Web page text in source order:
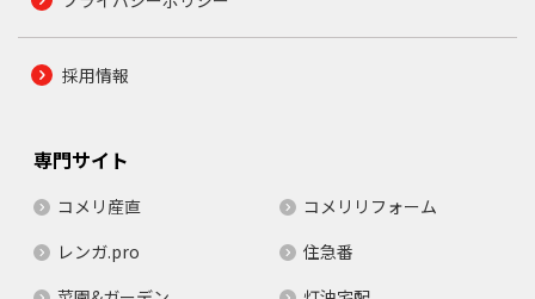
採用情報
専門サイト
コメリ産直
コメリリフォーム
レンガ.pro
住急番